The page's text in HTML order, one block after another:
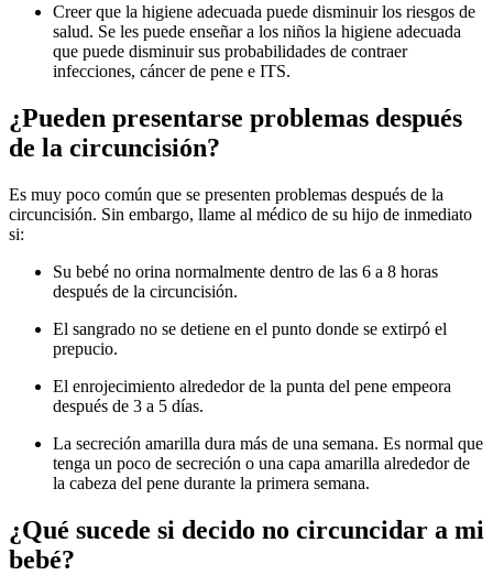
Creer que la higiene adecuada puede disminuir los riesgos de
salud. Se les puede enseñar a los niños la higiene adecuada
que puede disminuir sus probabilidades de contraer
infecciones, cáncer de pene e ITS.
¿Pueden presentarse problemas después
de la circuncisión?
Es muy poco común que se presenten problemas después de la
circuncisión. Sin embargo, llame al médico de su hijo de inmediato
si:
Su bebé no orina normalmente dentro de las 6 a 8 horas
después de la circuncisión.
El sangrado no se detiene en el punto donde se extirpó el
prepucio.
El enrojecimiento alrededor de la punta del pene empeora
después de 3 a 5 días.
La secreción amarilla dura más de una semana. Es normal que
tenga un poco de secreción o una capa amarilla alrededor de
la cabeza del pene durante la primera semana.
¿Qué sucede si decido no circuncidar a mi
bebé?